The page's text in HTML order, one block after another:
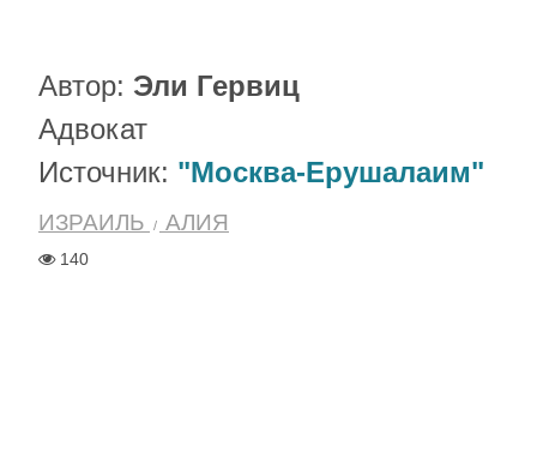
Автор: Эли Гервиц
Адвокат
Источник: "Москва-Ерушалаим"
ИЗРАИЛЬ АЛИЯ
140